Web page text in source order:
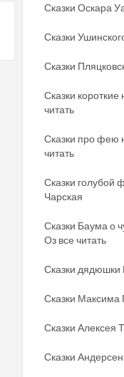
Сказки Оскара
Сказки
Сказки
Сказки короткие
читать
Сказки про фею
читать
Сказки голубой
Чарская
Сказки Баума о
Оз все читать
Сказки дядюшки
Сказки Максима
Сказки Алексея
Сказки